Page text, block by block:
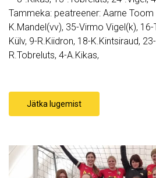
Tammeka: peatreener: Aarne
K.Mandel(vv), 35-Virmo Vigel(k),
Külv, 9-R.Kiidron, 18-K.Kintsiraud,
R.Tobreluts, 4-A.Kikas,
Jätka lugemist